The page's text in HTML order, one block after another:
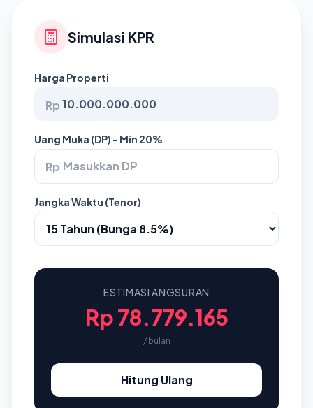
Simulasi KPR
Harga Properti
Rp
Uang Muka (DP) - Min 20%
Rp
Jangka Waktu (Tenor)
ESTIMASI ANGSURAN
Rp 78.779.165
/ bulan
Hitung Ulang